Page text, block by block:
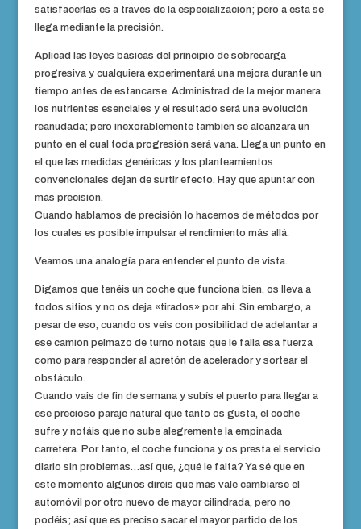
satisfacerlas es a través de la especialización; pero a esta se
llega mediante la precisión.
Aplicad las leyes básicas del principio de sobrecarga
progresiva y cualquiera experimentará una mejora durante un
tiempo antes de estancarse. Administrad de la mejor manera
los nutrientes esenciales y el resultado será una evolución
reanudada; pero inexorablemente también se alcanzará un
punto en el cual toda progresión será vana. Llega un punto en
el que las medidas genéricas y los planteamientos
convencionales dejan de surtir efecto. Hay que apuntar con
más precisión.
Cuando hablamos de precisión lo hacemos de métodos por
los cuales es posible impulsar el rendimiento más allá.
Veamos una analogía para entender el punto de vista.
Digamos que tenéis un coche que funciona bien, os lleva a
todos sitios y no os deja «tirados» por ahí. Sin embargo, a
pesar de eso, cuando os veis con posibilidad de adelantar a
ese camión pelmazo de turno notáis que le falla esa fuerza
como para responder al apretón de acelerador y sortear el
obstáculo.
Cuando vais de fin de semana y subís el puerto para llegar a
ese precioso paraje natural que tanto os gusta, el coche
sufre y notáis que no sube alegremente la empinada
carretera. Por tanto, el coche funciona y os presta el servicio
diario sin problemas…así que, ¿qué le falta? Ya sé que en
este momento algunos diréis que más vale cambiarse el
automóvil por otro nuevo de mayor cilindrada, pero no
podéis; así que es preciso sacar el mayor partido de los